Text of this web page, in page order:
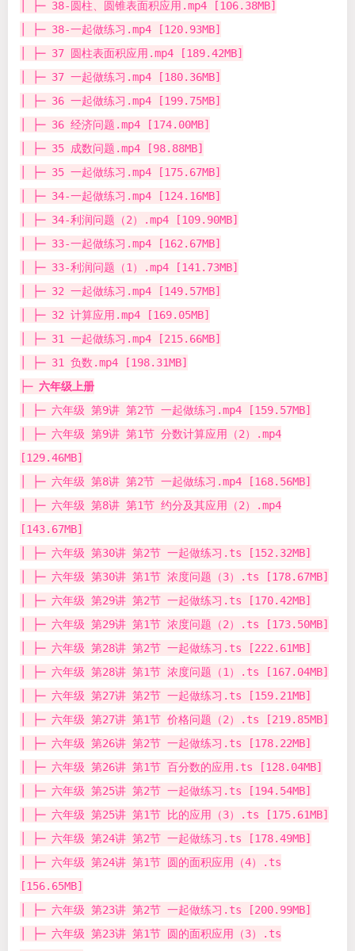
│ ├─ 38-圆柱、圆锥表面积应用.mp4 [106.38MB]
│ ├─ 38-一起做练习.mp4 [120.93MB]
│ ├─ 37 圆柱表面积应用.mp4 [189.42MB]
│ ├─ 37 一起做练习.mp4 [180.36MB]
│ ├─ 36 一起做练习.mp4 [199.75MB]
│ ├─ 36 经济问题.mp4 [174.00MB]
│ ├─ 35 成数问题.mp4 [98.88MB]
│ ├─ 35 一起做练习.mp4 [175.67MB]
│ ├─ 34-一起做练习.mp4 [124.16MB]
│ ├─ 34-利润问题（2）.mp4 [109.90MB]
│ ├─ 33-一起做练习.mp4 [162.67MB]
│ ├─ 33-利润问题（1）.mp4 [141.73MB]
│ ├─ 32 一起做练习.mp4 [149.57MB]
│ ├─ 32 计算应用.mp4 [169.05MB]
│ ├─ 31 一起做练习.mp4 [215.66MB]
│ ├─ 31 负数.mp4 [198.31MB]
├─ 六年级上册
│ ├─ 六年级 第9讲 第2节 一起做练习.mp4 [159.57MB]
│ ├─ 六年级 第9讲 第1节 分数计算应用（2）.mp4
[129.46MB]
│ ├─ 六年级 第8讲 第2节 一起做练习.mp4 [168.56MB]
│ ├─ 六年级 第8讲 第1节 约分及其应用（2）.mp4
[143.67MB]
│ ├─ 六年级 第30讲 第2节 一起做练习.ts [152.32MB]
│ ├─ 六年级 第30讲 第1节 浓度问题（3）.ts [178.67MB]
│ ├─ 六年级 第29讲 第2节 一起做练习.ts [170.42MB]
│ ├─ 六年级 第29讲 第1节 浓度问题（2）.ts [173.50MB]
│ ├─ 六年级 第28讲 第2节 一起做练习.ts [222.61MB]
│ ├─ 六年级 第28讲 第1节 浓度问题（1）.ts [167.04MB]
│ ├─ 六年级 第27讲 第2节 一起做练习.ts [159.21MB]
│ ├─ 六年级 第27讲 第1节 价格问题（2）.ts [219.85MB]
│ ├─ 六年级 第26讲 第2节 一起做练习.ts [178.22MB]
│ ├─ 六年级 第26讲 第1节 百分数的应用.ts [128.04MB]
│ ├─ 六年级 第25讲 第2节 一起做练习.ts [194.54MB]
│ ├─ 六年级 第25讲 第1节 比的应用（3）.ts [175.61MB]
│ ├─ 六年级 第24讲 第2节 一起做练习.ts [178.49MB]
│ ├─ 六年级 第24讲 第1节 圆的面积应用（4）.ts
[156.65MB]
│ ├─ 六年级 第23讲 第2节 一起做练习.ts [200.99MB]
│ ├─ 六年级 第23讲 第1节 圆的面积应用（3）.ts